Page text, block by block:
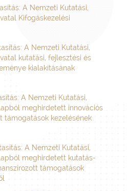
A Nemzeti Kutatási,
Kifogáskezelési
A Nemzeti Kutatási,
kutatási, fejlesztési és
kialakításának
A Nemzeti Kutatási,
meghirdetett innovációs
támogatások kezelésének
A Nemzeti Kutatási,
meghirdetett kutatás-
támogatások